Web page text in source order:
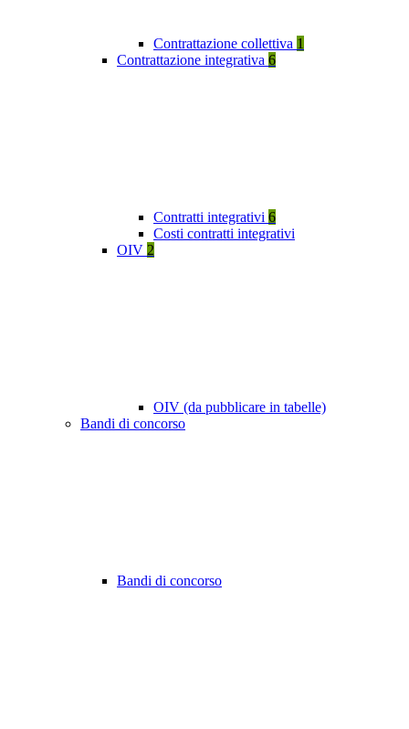
Contrattazione collettiva 1
Contrattazione integrativa 6
Contratti integrativi 6
Costi contratti integrativi
OIV 2
OIV (da pubblicare in tabelle)
Bandi di concorso
Bandi di concorso